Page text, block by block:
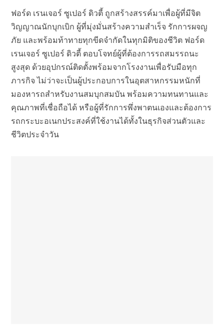
ฟอร์ด เรนเจอร์ ซูเปอร์ ดิวตี้ ถูกสร้างสรรค์มาเพื่อผู้ที่มีจิต
วิญญาณนักบุกเบิก ผู้ที่มุ่งมั่นสร้างความสำเร็จ รักการผจญ
ภัย และพร้อมท้าทายทุกขีดจำกัดในทุกมิติของชีวิต ฟอร์ด
เรนเจอร์ ซูเปอร์ ดิวตี้ ตอบโจทย์ผู้ที่ต้องการรถสมรรถนะ
สูงสุด ด้วยอุปกรณ์ติดตั้งพร้อมจากโรงงานเพื่อรับมือทุก
ภารกิจ ไม่ว่าจะเป็นผู้ประกอบการในอุตสาหกรรมหนักที่
มองหารถสำหรับงานสมบุกสมบัน พร้อมความทนทานและ
คุณภาพที่เชื่อถือได้ หรือผู้ที่รักการพึ่งพาตนเองและต้องการ
รถกระบะอเนกประสงค์ที่ใช้งานได้ทั้งในธุรกิจส่วนตัวและ
ชีวิตประจำวัน